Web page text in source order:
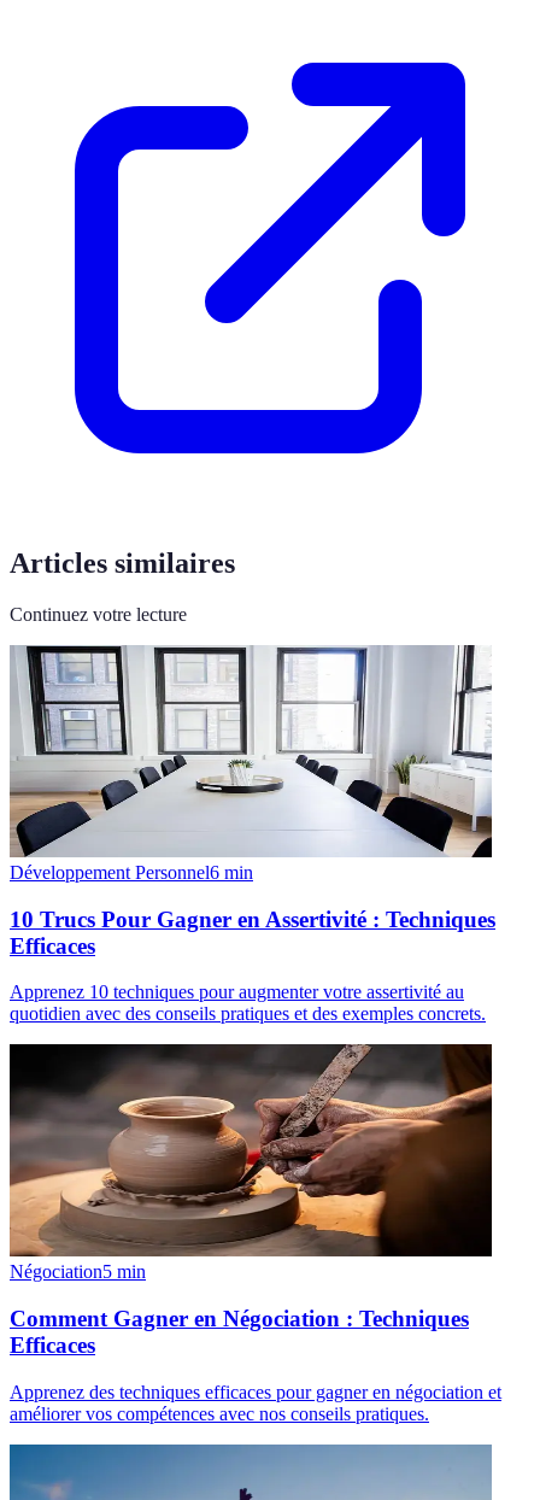
Articles similaires
Continuez votre lecture
Développement Personnel6 min
10 Trucs Pour Gagner en Assertivité : Techniques
Efficaces
Apprenez 10 techniques pour augmenter votre assertivité au
quotidien avec des conseils pratiques et des exemples concrets.
Négociation5 min
Comment Gagner en Négociation : Techniques
Efficaces
Apprenez des techniques efficaces pour gagner en négociation et
améliorer vos compétences avec nos conseils pratiques.